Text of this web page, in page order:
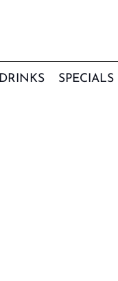
DRINKS SPECIALS